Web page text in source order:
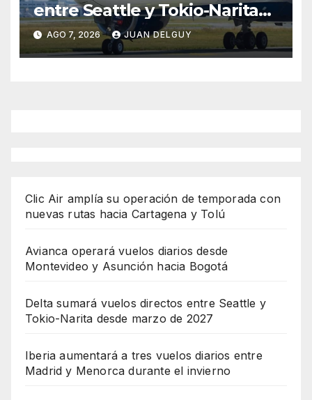
entre Seattle y Tokio-Narita
desde marzo de 2027
AGO 7, 2026 JUAN DELGUY
Clic Air amplía su operación de temporada con
nuevas rutas hacia Cartagena y Tolú
Avianca operará vuelos diarios desde
Montevideo y Asunción hacia Bogotá
Delta sumará vuelos directos entre Seattle y
Tokio-Narita desde marzo de 2027
Iberia aumentará a tres vuelos diarios entre
Madrid y Menorca durante el invierno